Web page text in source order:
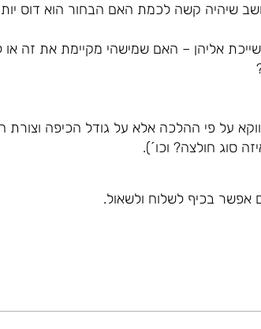
שיהיה קשה לכמת האם הבחור הוא דוס
אליהן – האם שמישהי מקיימת את זה
על פי ההלכה אלא על גודל הכיפה
סוג חולצה? וכו´).
אפשר בכיף לשלוח ולשאול.